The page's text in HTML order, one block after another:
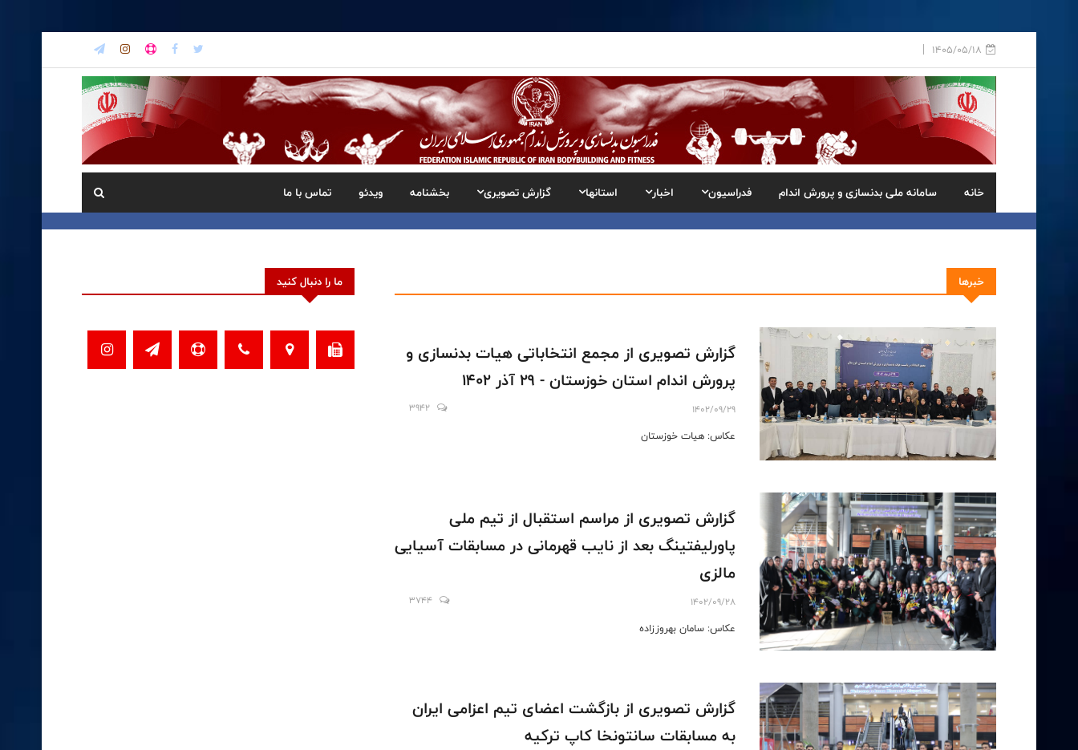
1405/05/18
خانه سامانه ملی بدنسازی و پرورش اندام فدراسیون اخبار استانها گزارش تصویری بخشنامه ویدئو تماس با ما
خبرها
گزارش تصویری از مجمع انتخاباتی هیات بدنسازی و
پرورش اندام استان خوزستان - 29 آذر 1402
1402/09/29
3942
عکاس: هیات خوزستان
گزارش تصویری از مراسم استقبال از تیم ملی
پاورلیفتینگ بعد از نایب قهرمانی در مسابقات آسیایی
مالزی
1402/09/28
3744
عکاس: سامان بهروززاده
گزارش تصویری از بازگشت اعضای تیم اعزامی ایران
به مسابقات سانتونخا کاپ ترکیه
ما را دنبال کنید